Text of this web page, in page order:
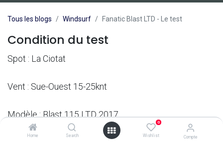
Home Search
0
Wishlist Compte
Tous les blogs Windsurf Fanatic Blast LTD - Le test
Condition du test
Spot : La Ciotat
Vent : Sue-Ouest 15-25knt
Modèle : Blast 115 LTD 2017
Aileron : modèle d'origine et S1 Select